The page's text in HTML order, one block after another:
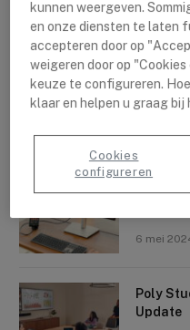
Nieuwste artikelen
6 mei
Poly
Update
kunnen weergeven.
en onze diensten te laten
accepteren door op
weigeren door op
keuze te configureren.
klaar en helpen u graag
Cookies
configureren